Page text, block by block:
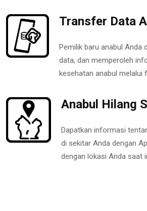
Transfer Data
Pemilik baru anabul Anda
data, dan memperoleh
kesehatan anabul melalui
Anabul Hilang
Dapatkan informasi
di sekitar Anda dengan
dengan lokasi Anda saat